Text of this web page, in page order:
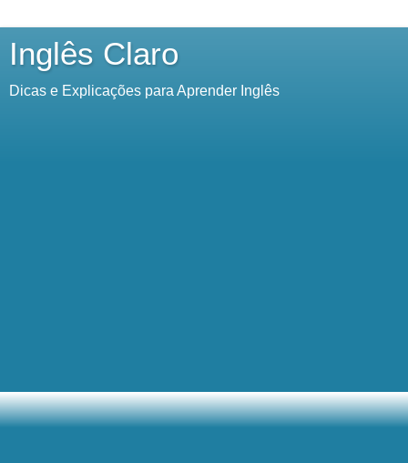
Inglês Claro
Dicas e Explicações para Aprender Inglês